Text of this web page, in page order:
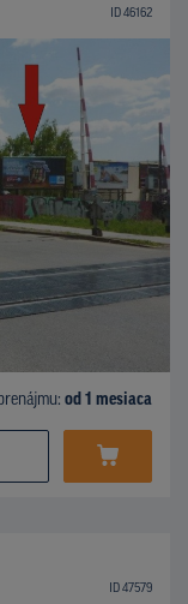
ID 46162
od 1 mesiaca
ID 47579